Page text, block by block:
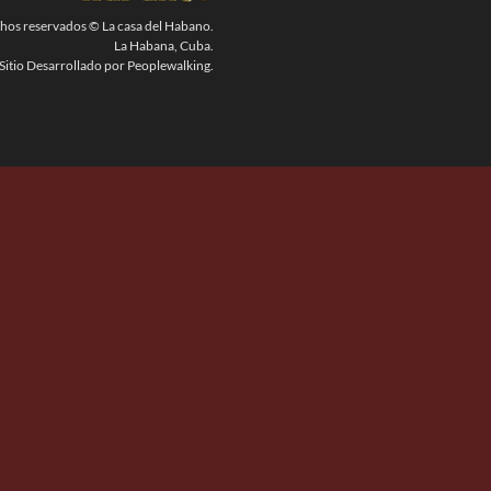
reservados © La casa del Habano.
La Habana, Cuba.
Sitio Desarrollado por Peoplewalking.